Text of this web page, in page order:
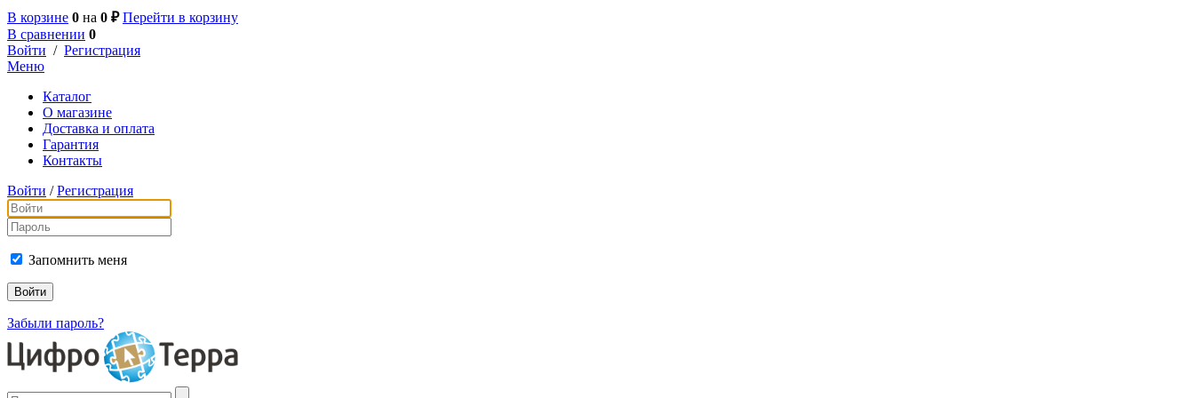
В корзине 0 на 0 ₽ Перейти в корзину
В сравнении 0
Войти / Регистрация
Меню
Каталог
О магазине
Доставка и оплата
Гарантия
Контакты
Войти / Регистрация
Запомнить меня
Забыли пароль?